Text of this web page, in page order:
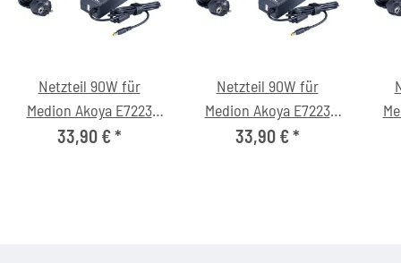
Netzteil 90W für
Medion Akoya E7223
(MD98458) Notebook
33,90 €*
Netzteil 90W für
Medion Akoya E7223
(MD99005) Notebook
33,90 €*